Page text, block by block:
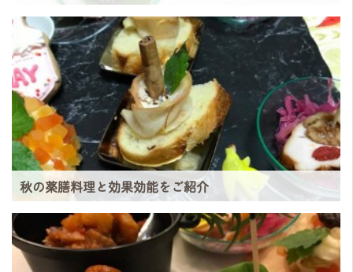
秋の薬膳料理と効果効能をご紹介